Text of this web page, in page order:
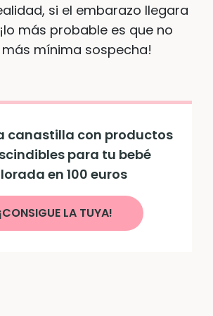
si el embarazo llegara
más probable es que no
mínima sospecha!
canastilla con productos
para tu bebé
en 100 euros
¡CONSIGUE LA TUYA!